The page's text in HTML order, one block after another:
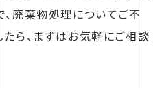
廃棄物処理についてご不
ら、まずはお気軽にご相談